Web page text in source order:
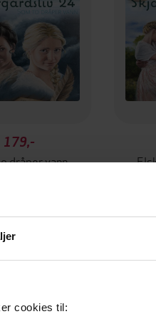
cookies til:
179,-
dråper vann